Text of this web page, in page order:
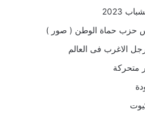
2023
حزب حماة الوطن ( صور )
الاغرب فى العالم
متحركة